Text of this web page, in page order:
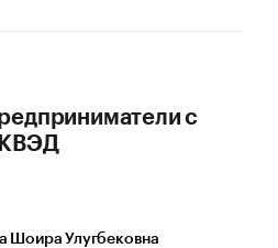
с
Шоира Улугбековна